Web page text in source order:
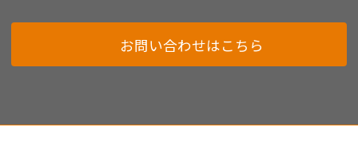
お問い合わせはこちら